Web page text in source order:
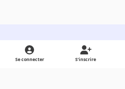
Light ModeDark ModeSystem Preference
Se connecter S’inscrire